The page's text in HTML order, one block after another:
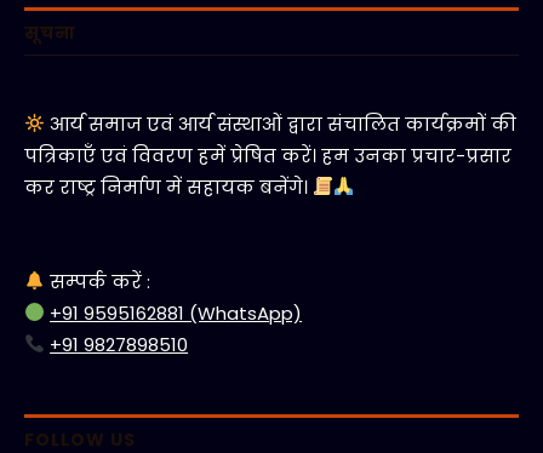
सूचना
आर्य समाज एवं आर्य संस्थाओं द्वारा संचालित कार्यक्रमों की
पत्रिकाएँ एवं विवरण हमें प्रेषित करें। हम उनका प्रचार-प्रसार
कर राष्ट्र निर्माण में सहायक बनेंगे।
सम्पर्क करें :
+91 9595162881 (WhatsApp)
+91 9827898510
FOLLOW US